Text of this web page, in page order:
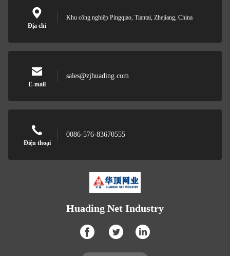
Địa chỉ
Khu công nghiệp Pingqiao, Tiantai, Zhejiang, China
E-mail
sales@zjhuading.com
Điện thoại
0086-576-83670555
Huading Net Industry